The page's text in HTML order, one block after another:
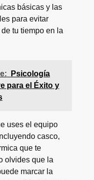
básicas y las
para evitar
tu tiempo en la
Psicología
para el Éxito y
uses el equipo
casco,
que te
olvides que la
marcar la